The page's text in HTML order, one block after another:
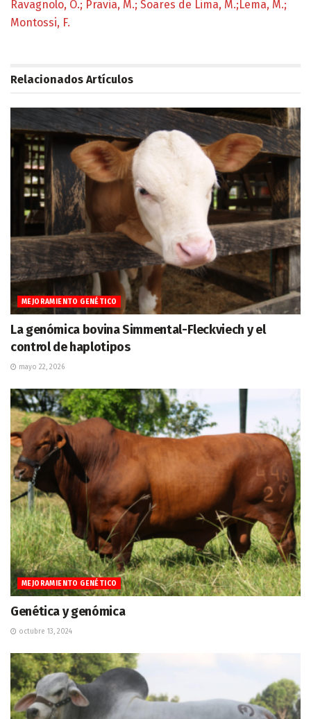
Ravagnolo, O.; Pravia, M.; Soares de Lima, M.;Lema, M.;
Montossi, F.
Relacionados Artículos
MEJORAMIENTO GENÉTICO
La genómica bovina Simmental-Fleckviech y el
control de haplotipos
mayo 22, 2026
MEJORAMIENTO GENÉTICO
Genética y genómica
octubre 13, 2024